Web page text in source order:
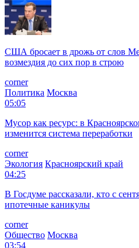
США бросает в дрожь от слов
возмездия до сих пор в строю
corner
Политика Москва
05:05
Мусор как ресурс: в
изменится система переработки
corner
Экология Красноярский край
04:25
В Госдуме рассказали, кто с
ипотечные каникулы
corner
Общество Москва
03:54